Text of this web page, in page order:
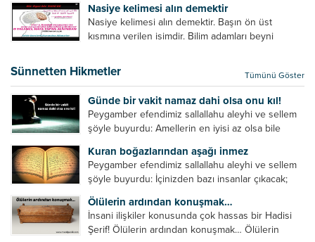
âyetlere baksın. Hayatı özetler misin sorusuna
verilebilecek en kısa ve bir o...
Nasiye kelimesi alın demektir
Nasiye kelimesi alın demektir. Başın ön üst
kısmına verilen isimdir. Bilim adamları beyni
Beynin ön kısmında bulunan bölüme ön bellek
denir. Bu kısım insan vücudunda...
Sünnetten Hikmetler Tümünü Göster
Günde bir vakit namaz dahi olsa onu kıl!
Peygamber efendimiz sallallahu aleyhi ve sellem
şöyle buyurdu: Amellerin en iyisi az olsa bile
bir yere sahiptir. Namaz kul ile Allah arasındaki bir
toplantıdır....
Kuran boğazlarından aşağı inmez
Peygamber efendimiz sallallahu aleyhi ve sellem
şöyle buyurdu: İçinizden bazı insanlar çıkacak;
küçümseyeceksiniz. Onların oruçlarını görünce
kendi oruçlarınızı küçümseyeceksiniz. Onların
amellerini görünce kendi amellerinizi
Ölülerin ardından konuşmak…
İnsani ilişkiler konusunda çok hassas bir Hadisi
Şerif! Ölülerin ardından konuşmak… Ölülerin